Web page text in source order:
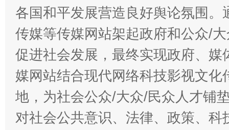
各国和平发展营造良好舆论氛围
传媒等传媒网站架起政府和公众/
促进社会发展，最终实现政府、
媒网站结合现代网络科技影视文
地，为社会公众/大众/民众人才铺
对社会公共意识、法律、政策、